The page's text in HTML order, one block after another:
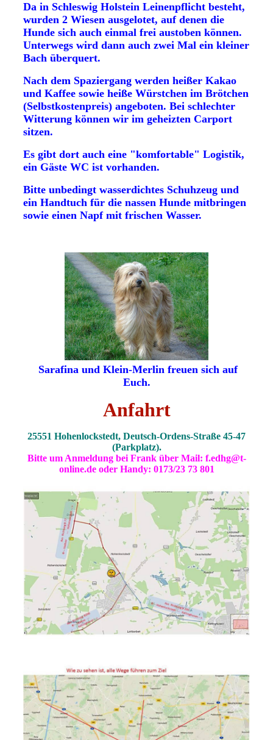
Da in Schleswig Holstein Leinenpflicht besteht,
wurden 2 Wiesen ausgelotet, auf denen die
Hunde sich auch einmal frei austoben können.
Unterwegs wird dann auch zwei Mal ein kleiner
Bach überquert.
Nach dem Spaziergang werden heißer Kakao
und Kaffee sowie heiße Würstchen im Brötchen
(Selbstkostenpreis) angeboten. Bei schlechter
Witterung können wir im geheizten Carport
sitzen.
Es gibt dort auch eine "komfortable" Logistik,
ein Gäste WC ist vorhanden.
Bitte unbedingt wasserdichtes Schuhzeug und
ein Handtuch für die nassen Hunde mitbringen
sowie einen Napf mit frischen Wasser.
Sarafina und Klein-Merlin freuen sich auf
Euch.
Anfahrt
25551 Hohenlockstedt, Deutsch-Ordens-Straße 45-47
(Parkplatz).
Bitte um Anmeldung bei Frank über Mail: f.edhg@t-
online.de oder Handy: 0173/23 73 801